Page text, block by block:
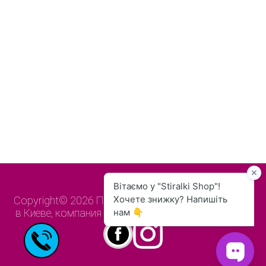
Copyright© 2026 Продажа б/у стиральных машин
в Киеве, компания Stiralki-Shop All Rights Reserved.